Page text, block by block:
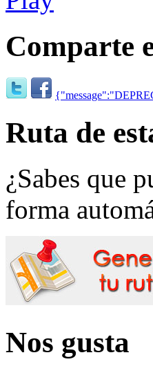
Comparte
Ruta de
¿Sabes que
forma
Nos gusta